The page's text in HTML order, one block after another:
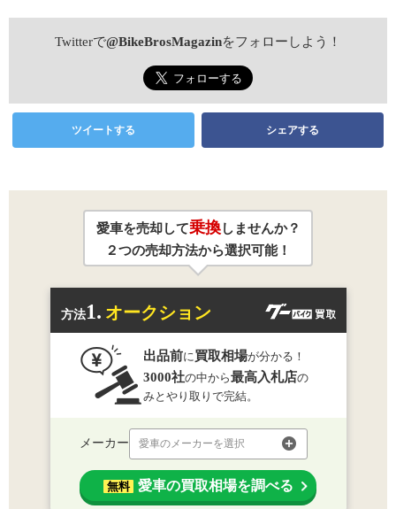
Twitterで@BikeBrosMagazinをフォローしよう！
ツイートする シェアする
愛車を売却して乗換しませんか？
２つの売却方法から選択可能！
方法1. オークション
出品前に 買取相場が分かる！
3000社の中から最高入札店の
みとやり取りで完結。
メーカー 愛車のメーカーを選択
無料 愛車の買取相場を調べる